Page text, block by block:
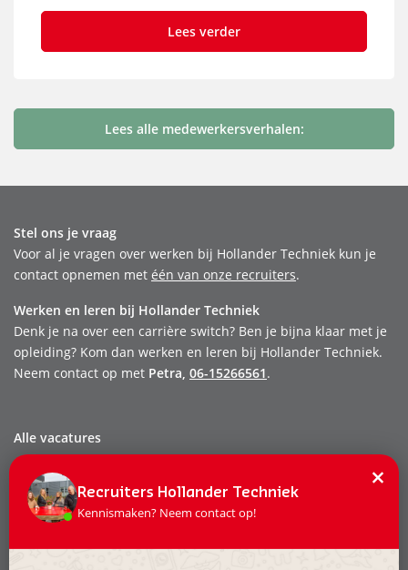
Lees verder
Lees alle medewerkersverhalen:
Stel ons je vraag
Voor al je vragen over werken bij Hollander Techniek kun je
contact opnemen met één van onze recruiters.
Werken en leren bij Hollander Techniek
Denk je na over een carrière switch? Ben je bijna klaar met je
opleiding? Kom dan werken en leren bij Hollander Techniek.
Neem contact op met Petra, 06-15266561.
Alle vacatures
Dit zijn wij
Onze mensen
Werken & leren
Stage & afstuderen
×
Recruiters Hollander Techniek
Kennismaken? Neem contact op!